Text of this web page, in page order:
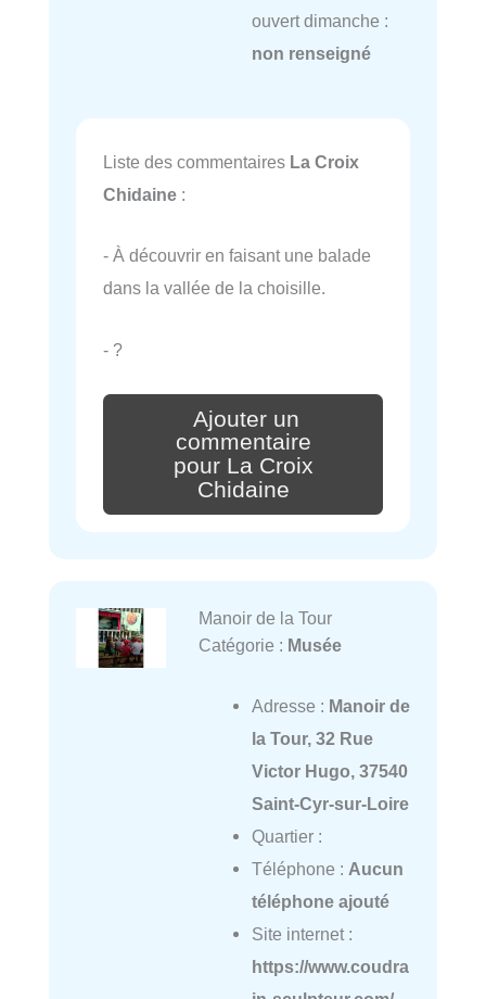
ouvert dimanche :
non renseigné
Liste des commentaires La Croix
Chidaine :
- À découvrir en faisant une balade
dans la vallée de la choisille.
- ?
Ajouter un
commentaire
pour La Croix
Chidaine
Manoir de la Tour
Catégorie : Musée
Adresse : Manoir de
la Tour, 32 Rue
Victor Hugo, 37540
Saint-Cyr-sur-Loire
Quartier :
Téléphone : Aucun
téléphone ajouté
Site internet :
https://www.coudra